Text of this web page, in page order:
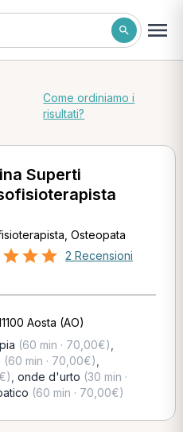
Come ordiniamo i
risultati?
Superti
Osteopata
2 Recensioni
Aosta (AO)
(60 min · 70,00€)
(60 min · 70,00€)
onde d'urto (30 min ·
(60 min · 70,00€)